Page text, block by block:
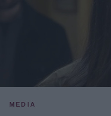
MEDIA